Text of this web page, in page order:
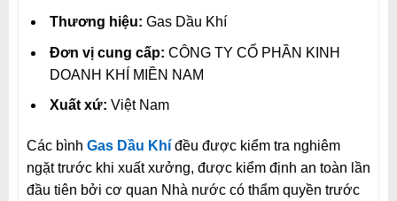
Thương hiệu: Gas Dầu Khí
Đơn vị cung cấp: CÔNG TY CỔ PHẦN KINH
DOANH KHÍ MIỀN NAM
Xuất xứ: Việt Nam
Các bình Gas Dầu Khíđều được kiểm tra nghiêm
ngặt trước khi xuất xưởng, được kiểm định an toàn lần
đầu tiên bởi cơ quan Nhà nước có thẩm quyền trước